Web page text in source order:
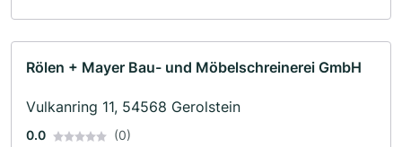
Rölen + Mayer Bau- und Möbelschreinerei GmbH
Vulkanring 11, 54568 Gerolstein
0.0 (0)